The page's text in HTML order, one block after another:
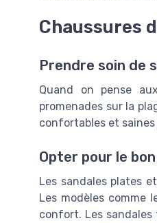
Chaussures
Prendre soin de
Quand on pense
promenades sur la
confortables et
Opter pour le
Les sandales plates
Les modèles comme
confort. Les